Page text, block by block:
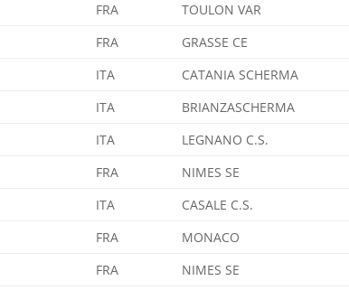
FRA
TOULON VAR
FRA
GRASSE CE
ITA
CATANIA SCHERMA
ITA
BRIANZASCHERMA
ITA
LEGNANO C.S.
FRA
NIMES SE
ITA
CASALE C.S.
FRA
MONACO
FRA
NIMES SE